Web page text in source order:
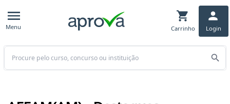
Menu Carrinho Login
Buscar